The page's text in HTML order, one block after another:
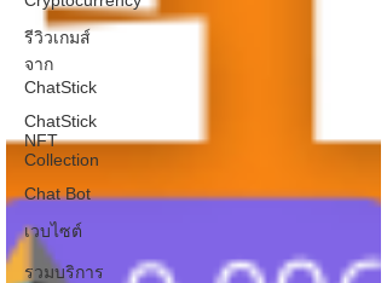
รีวิวเกมส์
จาก
ChatStick
ChatStick
NFT
Collection
Chat Bot
เวบไซต์
รวมบริการ